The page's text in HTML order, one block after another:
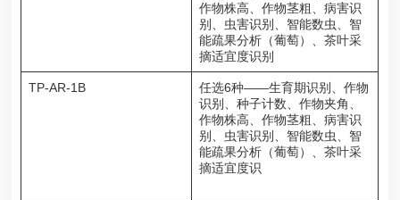
作物株高、作物茎粗、病害识
别、虫害识别、智能数虫、智
能疏果分析（葡萄）、茶叶采
摘适宜度识别
TP-AR-1B
任选6种——生育期识别、作物
识别、种子计数、作物夹角、
作物株高、作物茎粗、病害识
别、虫害识别、智能数虫、智
能疏果分析（葡萄）、茶叶采
摘适宜度识